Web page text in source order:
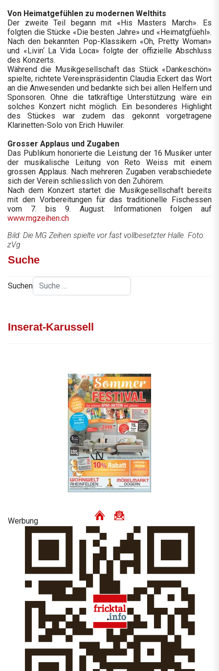
Von Heimatgefühlen zu modernen Welthits
Der zweite Teil begann mit «His Masters March». Es
folgten die Stücke «Die besten Jahre» und «Heimatgfüehl».
Nach den bekannten Pop-Klassikern «Oh, Pretty Woman»
und «Livin‘ La Vida Loca» folgte der offizielle Abschluss
des Konzerts.
Während die Musikgesellschaft das Stück «Dankeschön»
spielte, richtete Vereinspräsidentin Claudia Eckert das Wort
an die Anwesenden und bedankte sich bei allen Helfern und
Sponsoren. Ohne die tatkräftige Unterstützung wäre ein
solches Konzert nicht möglich. Ein besonderes Highlight
des Stückes war zudem das gekonnt vorgetragene
Klarinetten-Solo von Erich Huwiler.
Grosser Applaus und Zugaben
Das Publikum honorierte die Leistung der 16 Musiker unter
der musikalische Leitung von Reto Weiss mit einem
grossen Applaus. Nach mehreren Zugaben verabschiedete
sich der Verein schliesslich von den Zuhörern.
Nach dem Konzert startet die Musikgesellschaft bereits
mit den Vorbereitungen für das traditionelle Fischessen
vom 7. bis 9. August. Informationen folgen auf
www.mgzeihen.ch
Bild: Die MG Zeihen spielte vor fast vollbesetzter Halle. Foto:
zVg
Suche
Suchen
Inserat-Karussell
Werbung